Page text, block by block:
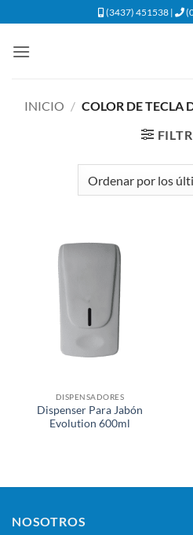
al
contenido
(3437) 451538 |
INICIO / COLOR DE TECLA
DISPENSADORES
Dispenser Para Jabón
Evolution 600ml
NOSOTROS